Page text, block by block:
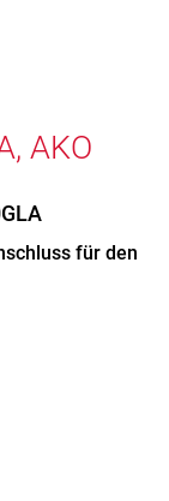
AKO
für den